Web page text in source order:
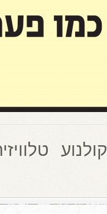
קולנוע